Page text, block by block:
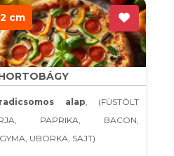
cm
alap, (FÜSTÖLT
PAPRIKA, BACON,
UBORKA, SAJT)